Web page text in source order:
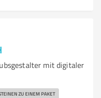
mit digitaler
ZU EINEM PAKET